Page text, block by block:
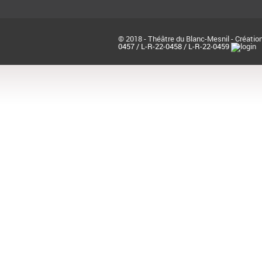
© 2018 - Théâtre du Blanc-Mesnil -
0457 / L-R-22-0458 / L-R-22-0459